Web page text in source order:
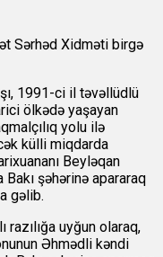
Sərhəd Xidməti birgə
1991-ci il təvəllüdlü
ölkədə yaşayan
yolu ilə
külli miqdarda
Beyləqan
şəhərinə apararaq
gəlib.
razılığa uyğun olaraq,
Əhmədli kəndi